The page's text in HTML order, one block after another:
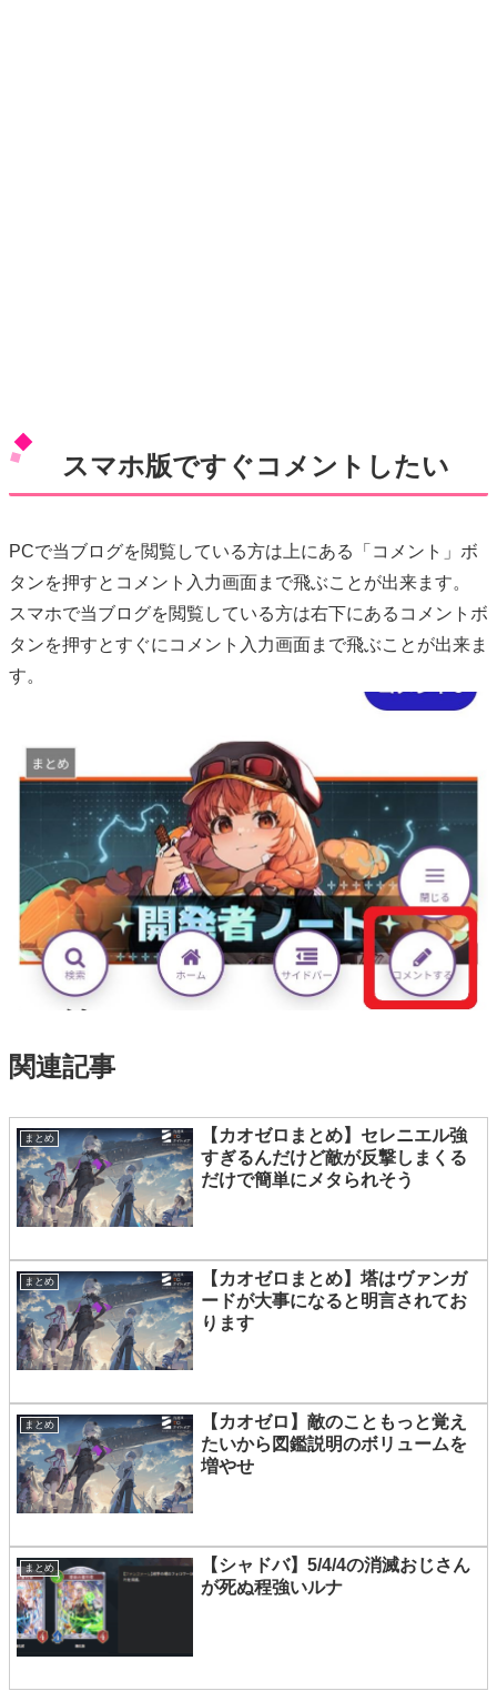
スマホ版ですぐコメントしたい
PCで当ブログを閲覧している方は上にある「コメント」ボ
タンを押すとコメント入力画面まで飛ぶことが出来ます。
スマホで当ブログを閲覧している方は右下にあるコメントボ
タンを押すとすぐにコメント入力画面まで飛ぶことが出来ま
す。
関連記事
まとめ
【カオゼロまとめ】セレニエル強
すぎるんだけど敵が反撃しまくる
だけで簡単にメタられそう
まとめ
【カオゼロまとめ】塔はヴァンガ
ードが大事になると明言されてお
ります
まとめ
【カオゼロ】敵のこともっと覚え
たいから図鑑説明のボリュームを
増やせ
まとめ
【シャドバ】5/4/4の消滅おじさん
が死ぬ程強いルナ